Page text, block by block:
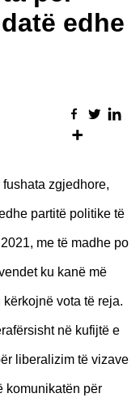
edhe
zgjedhore,
partitë politike të
me të madhe po
ku kanë më
vota të reja.
në kufijtë e
liberalizim të vizave
komunikatën për